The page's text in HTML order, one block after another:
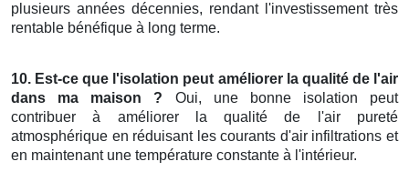
plusieurs années décennies, rendant l'investissement très
rentable bénéfique à long terme.
10. Est-ce que l'isolation peut améliorer la qualité de l'air
dans ma maison ? Oui, une bonne isolation peut
contribuer à améliorer la qualité de l'air pureté
atmosphérique en réduisant les courants d'air infiltrations et
en maintenant une température constante à l'intérieur.